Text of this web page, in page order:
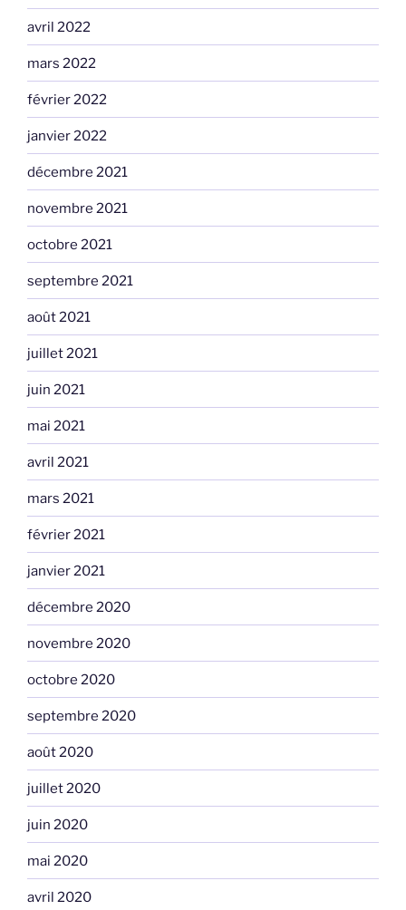
avril 2022
mars 2022
février 2022
janvier 2022
décembre 2021
novembre 2021
octobre 2021
septembre 2021
août 2021
juillet 2021
juin 2021
mai 2021
avril 2021
mars 2021
février 2021
janvier 2021
décembre 2020
novembre 2020
octobre 2020
septembre 2020
août 2020
juillet 2020
juin 2020
mai 2020
avril 2020